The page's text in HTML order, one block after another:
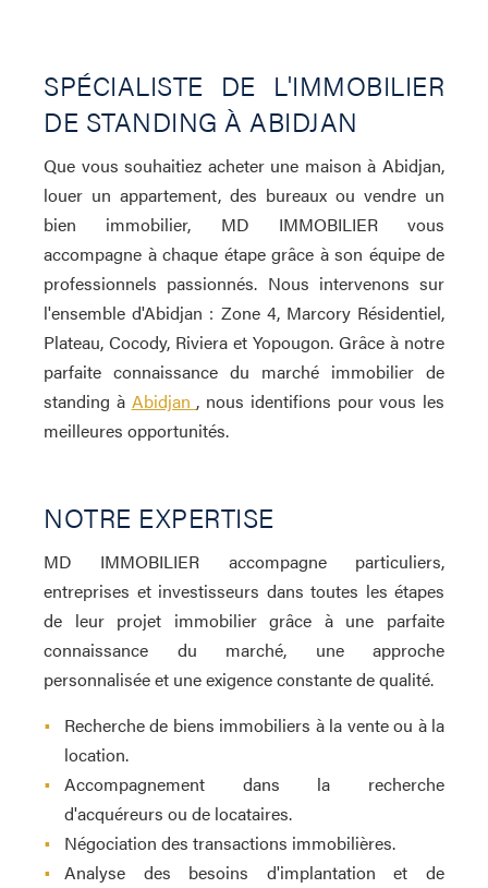
SPÉCIALISTE DE L'IMMOBILIER
DE STANDING À ABIDJAN
Que vous souhaitiez acheter une maison à Abidjan,
louer un appartement, des bureaux ou vendre un
bien immobilier, MD IMMOBILIER vous
accompagne à chaque étape grâce à son équipe de
professionnels passionnés. Nous intervenons sur
l'ensemble d'Abidjan : Zone 4, Marcory Résidentiel,
Plateau, Cocody, Riviera et Yopougon. Grâce à notre
parfaite connaissance du marché immobilier de
standing à Abidjan , nous identifions pour vous les
meilleures opportunités.
NOTRE EXPERTISE
MD IMMOBILIER accompagne particuliers,
entreprises et investisseurs dans toutes les étapes
de leur projet immobilier grâce à une parfaite
connaissance du marché, une approche
personnalisée et une exigence constante de qualité.
•
Recherche de biens immobiliers à la vente ou à la
location.
• Accompagnement dans la recherche
d'acquéreurs ou de locataires.
• Négociation des transactions immobilières.
• Analyse des besoins d'implantation et de